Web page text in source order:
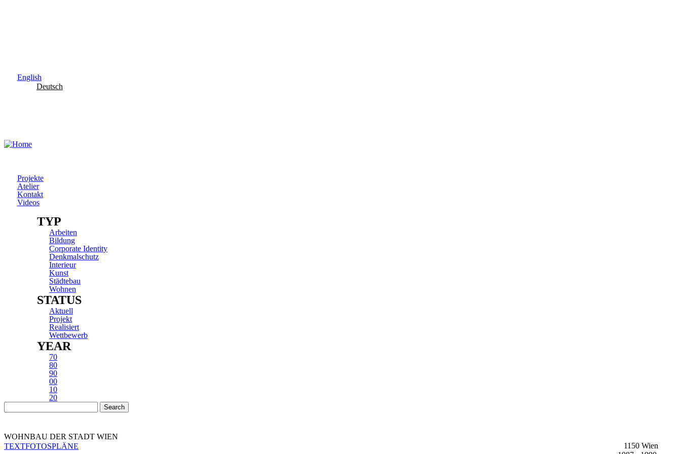
English
Deutsch
Projekte
Atelier
Kontakt
Videos
TYP
Arbeiten
Bildung
Corporate Identity
Denkmalschutz
Interieur
Kunst
Städtebau
Wohnen
STATUS
Aktuell
Projekt
Realisiert
Wettbewerb
YEAR
70
80
90
00
10
20
WOHNBAU DER STADT WIEN
1150 Wien
TEXTFOTOSPLÄNE